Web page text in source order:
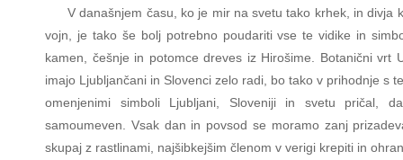
V današnjem času, ko je mir na svetu tako krhek, in divja
vojn, je tako še bolj potrebno poudariti vse te vidike in
kamen, češnje in potomce dreves iz Hirošime. Botanični vrt
imajo Ljubljančani in Slovenci zelo radi, bo tako v prihodnje s
omenjenimi simboli Ljubljani, Sloveniji in svetu pričal,
samoumeven. Vsak dan in povsod se moramo zanj
skupaj z rastlinami, najšibkejšim členom v verigi krepiti in